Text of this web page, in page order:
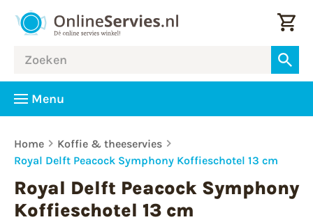
Menu
Home
Koffie & theeservies
Royal Delft Peacock Symphony Koffieschotel 13 cm
Royal Delft Peacock Symphony
Koffieschotel 13 cm